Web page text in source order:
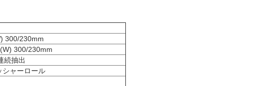
300/230mm
300/230mm
続抽出
シャーロール